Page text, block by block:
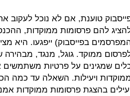
טוענת, אם לא נוכל
להם פרסומות ממוקדות,
בפייסבוק) ייפגעו. היא
ממוקד. גוגל, מנגד, מבהירה
שמגינים על פרטיות משתמשים
ויעילות. השאלה עד כמה
בהצגת פרסומות ממוקדות